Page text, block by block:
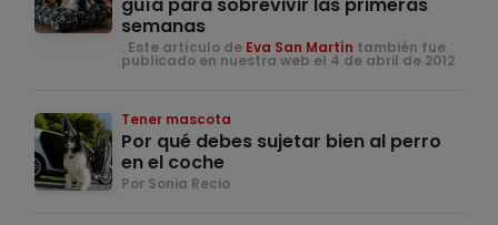
semanas
. Este artículo de Eva San Martín también fue
publicado en nuestra web el 4 de abril de 2012
Tener mascota
Por qué debes sujetar bien al perro
en el coche
Por Sonia Recio